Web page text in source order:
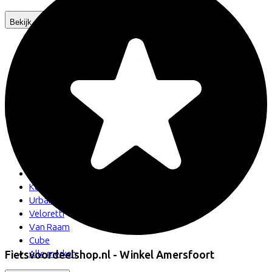
Fietsvoordeelshop.nl - Winkel Amersfoort
Bekijk ook
Fiets leasen? Bereken je kosten
Kalkhoff
Urban Arrow
Veloretti
Van Raam
Cube
Alle merken